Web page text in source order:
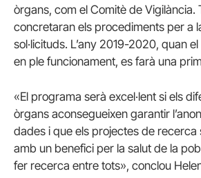
òrgans, com el Comitè de Vigilància.
concretaran els procediments per a
sol·licituds. L’any 2019-2020, quan
en ple funcionament, es farà una
«El programa serà excel·lent si els
òrgans aconsegueixen garantir
dades i que els projectes de recerca
amb un benefici per la salut de la
fer recerca entre tots», conclou